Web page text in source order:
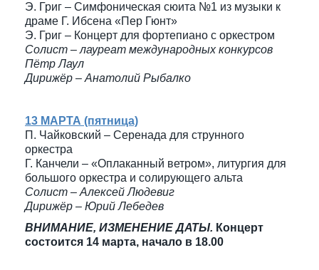
Э. Григ – Симфоническая сюита №1 из музыки к
драме Г. Ибсена «Пер Гюнт»
Э. Григ – Концерт для фортепиано с оркестром
Солист – лауреат международных конкурсов
Пётр Лаул
Дирижёр – Анатолий Рыбалко
13 МАРТА (пятница)
П. Чайковский – Серенада для струнного
оркестра
Г. Канчели – «Оплаканный ветром», литургия для
большого оркестра и солирующего альта
Солист – Алексей Людевиг
Дирижёр – Юрий Лебедев
ВНИМАНИЕ, ИЗМЕНЕНИЕ ДАТЫ. Концерт
состоится 14 марта, начало в 18.00